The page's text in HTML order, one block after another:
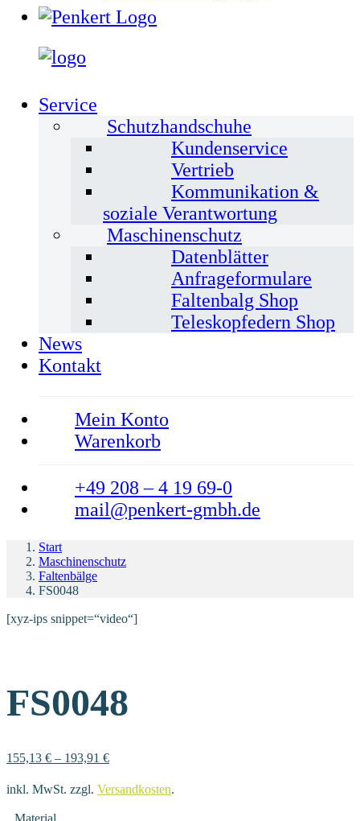
Service
Schutzhandschuhe
Kundenservice
Vertrieb
Kommunikation &
soziale Verantwortung
Maschinenschutz
Datenblätter
Anfrageformulare
Faltenbalg Shop
Teleskopfedern Shop
News
Kontakt
Mein Konto
Warenkorb
+49 208 – 4 19 69-0
mail@penkert-gmbh.de
Start
Maschinenschutz
Faltenbälge
FS0048
[xyz-ips snippet=“video“]
FS0048
155,13 € – 193,91 €
inkl. MwSt. zzgl. Versandkosten.
Material